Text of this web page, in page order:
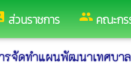
ส่วนราชการ groupคณะกร
จัดทำแผนพัฒนาเทศบา